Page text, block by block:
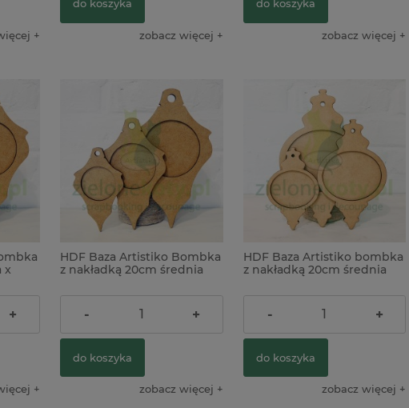
do koszyka
zobacz więcej
do koszyka
zobacz więcej
x
+
HDF Baza Artistiko Bombka
z nakładką 20cm średnia
5,90 zł
- +
do koszyka
zobacz więcej
HDF Baza Artistiko bombka
z nakładką 20cm średnia
5,90 zł
- +
do koszyka
zobacz więcej